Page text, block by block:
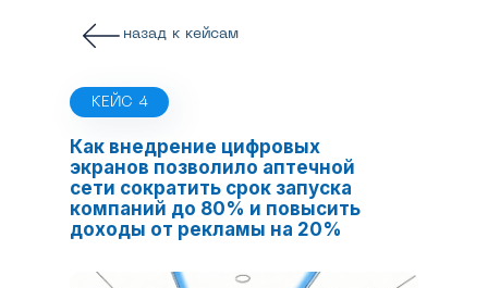
назад к кейсам
Как внедрение цифровых
экранов позволило аптечной
сети сократить срок запуска
компаний до 80% и повысить
доходы от рекламы на 20%
КЕЙС 4